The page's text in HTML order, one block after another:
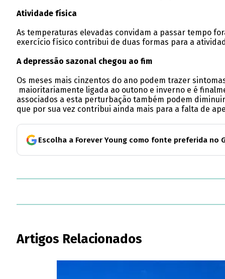
Atividade física
As temperaturas elevadas convidam a passar tempo
exercício físico contribui de duas formas para a
A depressão sazonal chegou ao fim
Os meses mais cinzentos do ano podem trazer
maioritariamente ligada ao outono e inverno e é
associados a esta perturbação também podem
que por sua vez contribui ainda mais para a falta de
Escolha a Forever Young como fonte preferida no
Artigos Relacionados